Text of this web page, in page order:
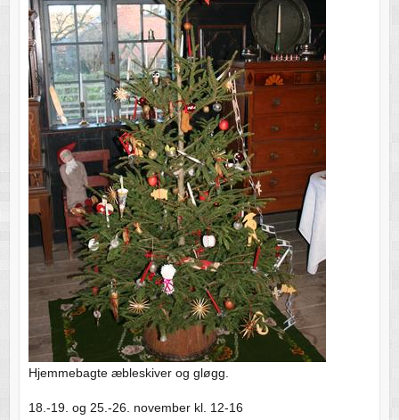
Hjemmebagte æbleskiver og gløgg.
18.-19. og 25.-26. november kl. 12-16